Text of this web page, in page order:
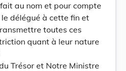
au nom et pour compte
délégué à cette fin et
toutes ces
quant à leur nature
Trésor et Notre Ministre